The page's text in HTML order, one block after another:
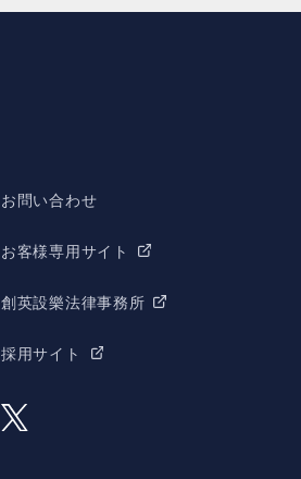
お問い合わせ
お客様専用サイト
創英設樂法律事務所
採用サイト